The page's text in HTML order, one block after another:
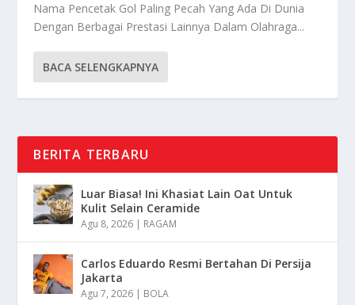
Nama Pencetak Gol Paling Pecah Yang Ada Di Dunia
Dengan Berbagai Prestasi Lainnya Dalam Olahraga...
BACA SELENGKAPNYA
BERITA TERBARU
Luar Biasa! Ini Khasiat Lain Oat Untuk
Kulit Selain Ceramide
Agu 8, 2026 | RAGAM
Carlos Eduardo Resmi Bertahan Di Persija
Jakarta
Agu 7, 2026 | BOLA